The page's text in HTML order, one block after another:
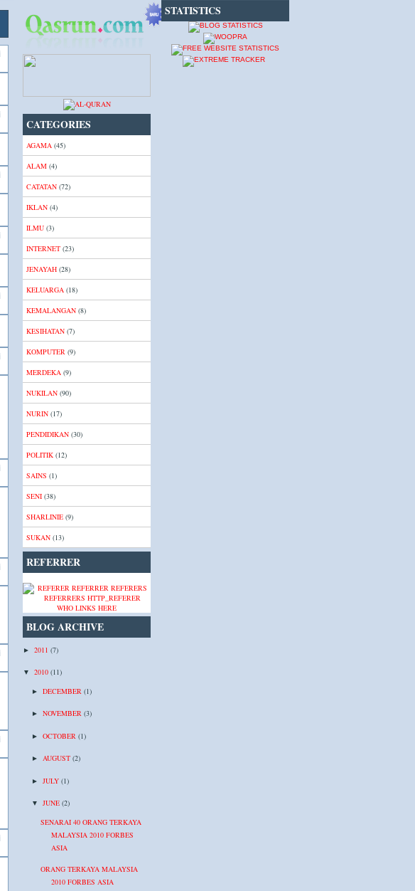
CATEGORIES
AGAMA (45)
ALAM (4)
CATATAN (72)
IKLAN (4)
ILMU (3)
INTERNET (23)
JENAYAH (28)
KELUARGA (18)
KEMALANGAN (8)
KESIHATAN (7)
KOMPUTER (9)
MERDEKA (9)
NUKILAN (90)
NURIN (17)
PENDIDIKAN (30)
POLITIK (12)
SAINS (1)
SENI (38)
SHARLINIE (9)
SUKAN (13)
REFERRER
WHO LINKS HERE
BLOG ARCHIVE
► 2011 (7)
▼ 2010 (11)
► DECEMBER (1)
► NOVEMBER (3)
► OCTOBER (1)
► AUGUST (2)
► JULY (1)
▼ JUNE (2)
SENARAI 40 ORANG TERKAYA
MALAYSIA 2010 FORBES
ASIA
ORANG TERKAYA MALAYSIA
2010 FORBES ASIA
STATISTICS